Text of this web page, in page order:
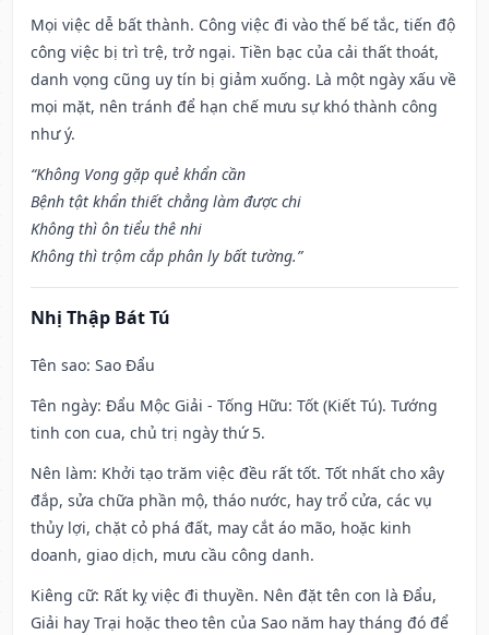
Mọi việc dễ bất thành. Công việc đi vào thế bế tắc, tiến độ
công việc bị trì trệ, trở ngại. Tiền bạc của cải thất thoát,
danh vọng cũng uy tín bị giảm xuống. Là một ngày xấu về
mọi mặt, nên tránh để hạn chế mưu sự khó thành công
như ý.
“Không Vong gặp quẻ khẩn cần
Bệnh tật khẩn thiết chẳng làm được chi
Không thì ôn tiểu thê nhi
Không thì trộm cắp phân ly bất tường.”
Nhị Thập Bát Tú
Tên sao: Sao Đẩu
Tên ngày: Đẩu Mộc Giải - Tống Hữu: Tốt (Kiết Tú). Tướng
tinh con cua, chủ trị ngày thứ 5.
Nên làm: Khởi tạo trăm việc đều rất tốt. Tốt nhất cho xây
đắp, sửa chữa phần mộ, tháo nước, hay trổ cửa, các vụ
thủy lợi, chặt cỏ phá đất, may cắt áo mão, hoặc kinh
doanh, giao dịch, mưu cầu công danh.
Kiêng cữ: Rất kỵ việc đi thuyền. Nên đặt tên con là Đẩu,
Giải hay Trại hoặc theo tên của Sao năm hay tháng đó để